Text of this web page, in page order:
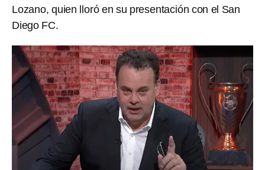
Lozano, quien lloró en su presentación con el San
Diego FC.